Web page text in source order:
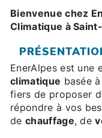
Bienvenue chez
Climatique à
EnerAlpes est une
climatique basée
fiers de proposer
répondre à vos
de chauffage, de